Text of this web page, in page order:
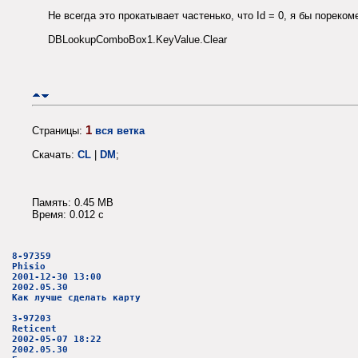
Не всегда это прокатывает частенько, что Id = 0, я бы
DBLookupComboBox1.KeyValue.Clear
Страницы: 1 вся ветка
Скачать: CL | DM;
Память: 0.45 MB
Время: 0.012 c
8-97359
Phisio
2001-12-30 13:00
2002.05.30
Как лучше сделать карту
3-97203
Reticent
2002-05-07 18:22
2002.05.30